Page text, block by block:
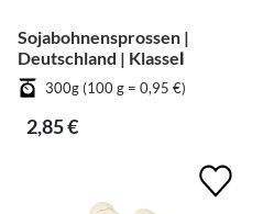
Sojabohnensprossen |
Deutschland | KlasseⅠ
300g (100 g = 0,95 €)
2,85 €